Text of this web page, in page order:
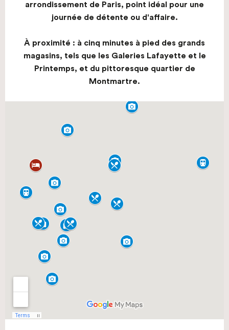
arrondissement de Paris, point idéal pour une
journée de détente ou d'affaire.
À proximité : à cinq minutes à pied des grands
magasins, tels que les Galeries Lafayette et le
Printemps, et du pittoresque quartier de
Montmartre.